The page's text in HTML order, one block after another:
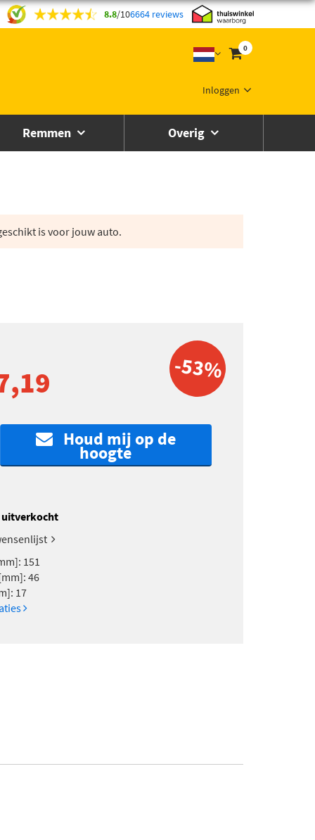
8.8/106664 reviews
0
Inloggen
Remmen Overig
is voor jouw auto.
-53%
Houd mij op de
hoogte
151
46
17